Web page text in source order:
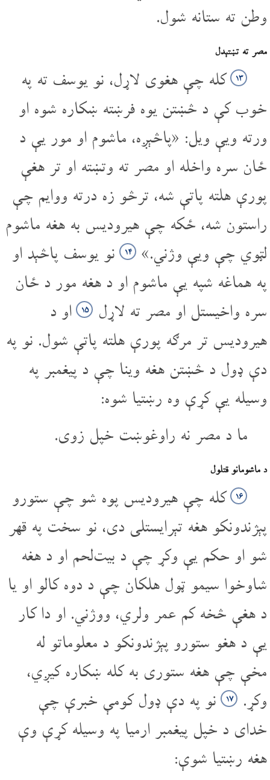
وطن ته ستانه شول.
مصر ته تښتېدل
۱۳ کله چې هغوی لاړل، نو یوسف ته په
خوب کې د څښتن یوه فرښته ښکاره شوه او
ورته ویې ویل: «پاڅېږه، ماشوم او مور یې د
ځان سره واخله او مصر ته وتښته او تر هغې
پورې هلته پاتې شه، ترڅو زه درته ووایم چې
راستون شه، ځکه چې هیرودیس به هغه ماشوم
لټوي چې ویې وژني.»
۱۴ نو یوسف پاڅېد او
په هماغه شپه یې ماشوم او د هغه مور د ځان
سره واخیستل او مصر ته لاړل
۱۵ او د
هیرودیس تر مرګه پورې هلته پاتې شول. نو په
دې ډول د څښتن هغه وینا چې د پیغمبر په
وسیله یې کړې وه رښتیا شوه:
ما د مصر نه راوغوښت خپل زوی.
د ماشومانو قتلول
۱۶ کله چې هیرودیس پوه شو چې ستورو
پېژندونکو هغه تېرایستلی دی، نو سخت په قهر
شو او حکم یې وکړ چې د بیت‌لحم او د هغه
شاوخوا سیمو ټول هلکان چې د دوه کالو او یا
د هغې څخه کم عمر ولري، ووژني. او دا کار
یې د هغو ستورو پېژندونکو د معلوماتو له
مخې چې هغه ستوری به کله ښکاره کیږي،
وکړ.
۱۷ نو په دې ډول کومې خبرې چې
خدای د خپل پیغمبر ارمیا په وسیله کړې وې
هغه رښتیا شوې: